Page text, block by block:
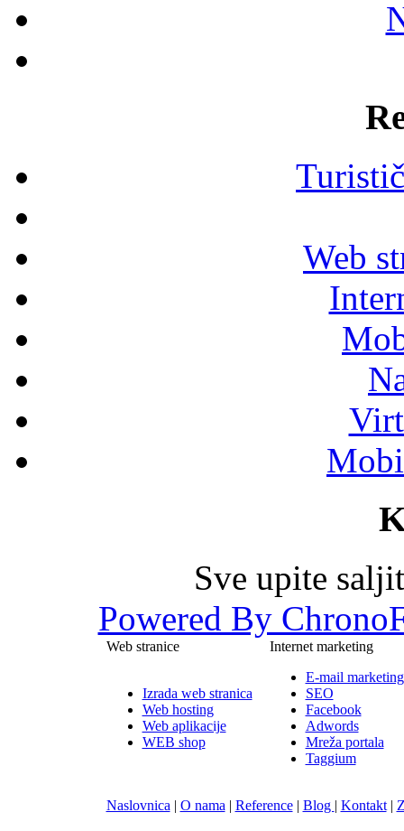
Web
Sve upite
Powered By
Web stranice Internet marketing
Izrada web stranica
Web hosting
Web aplikacije
WEB shop
E-mail marketing
SEO
Facebook
Adwords
Mreža portala
Taggium
Naslovnica | O nama | Reference| Blog | Kontakt|